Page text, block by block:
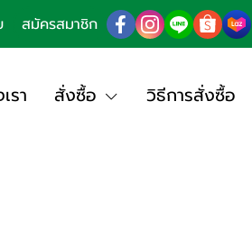
สมัครสมาชิก
รา สั่งซื้อ วิธีการสั่งซื้อ